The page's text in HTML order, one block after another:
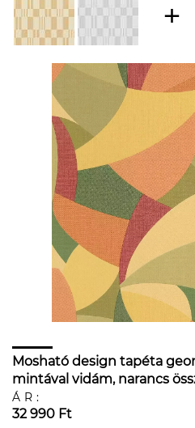
Mosható design tapéta
mintával vidám, narancs
ÁR:
32 990 Ft